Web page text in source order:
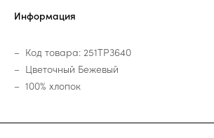
Информация
Код товара: 251TP3640
Цветочный Бежевый
100% хлопок